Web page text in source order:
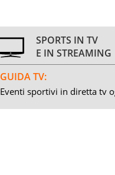
SPORTS IN TV
E IN STREAMING
GUIDA TV:
Eventi sportivi in diretta tv